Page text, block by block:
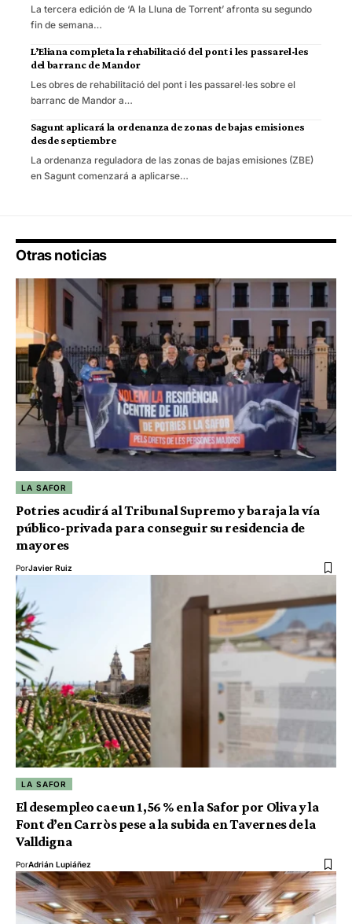
La tercera edición de ‘A la Lluna de Torrent’ afronta su segundo
fin de semana…
L’Eliana completa la rehabilitació del pont i les passarel·les
del barranc de Mandor
Les obres de rehabilitació del pont i les passarel·les sobre el
barranc de Mandor a…
Sagunt aplicará la ordenanza de zonas de bajas emisiones
desde septiembre
La ordenanza reguladora de las zonas de bajas emisiones (ZBE)
en Sagunt comenzará a aplicarse…
Otras noticias
LA SAFOR
Potries acudirá al Tribunal Supremo y baraja la vía
público-privada para conseguir su residencia de
mayores
PorJavier Ruiz
LA SAFOR
El desempleo cae un 1,56 % en la Safor por Oliva y la
Font d’en Carròs pese a la subida en Tavernes de la
Valldigna
PorAdrián Lupiáñez